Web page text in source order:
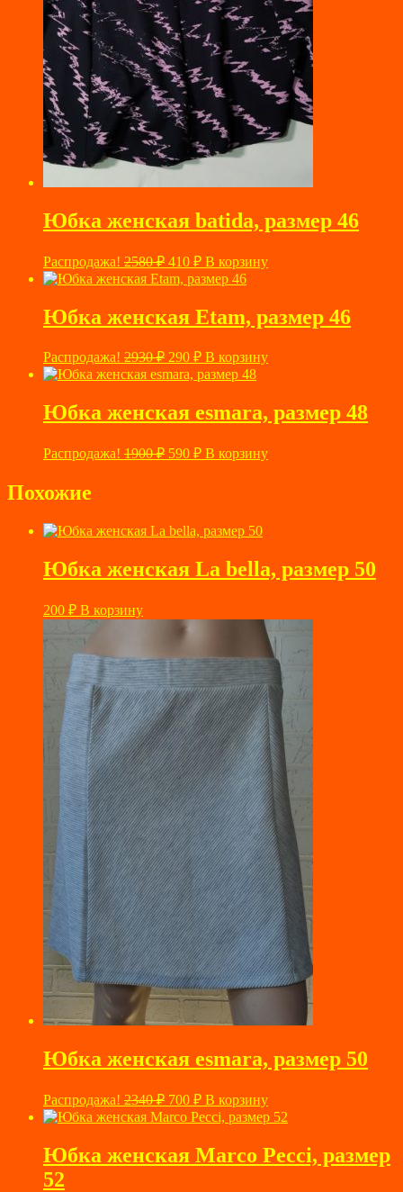
Юбка женская batida, размер 46
Распродажа! 2580₽ Первоначальная
цена
составляла
2580 ₽.
410 ₽Текущая
цена:
В корзину
Юбка женская Etam, размер 46
Распродажа! 2930₽ Первоначальная
цена
составляла
290 ₽Текущая
цена:
В корзину
Юбка женская esmara, размер 48
Распродажа! 1900₽ Первоначальная
590 ₽Текущая
цена:
В корзину
Похожие
Юбка женская La bella, размер 50
200 ₽ В корзину
Юбка женская esmara, размер 50
Распродажа! 2340₽ Первоначальная
цена
составляла
2340 ₽.
700 ₽Текущая
цена:
В корзину
Юбка женская Marco Pecci, размер
52